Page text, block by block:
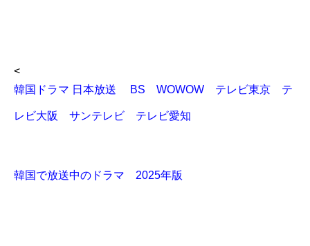
<
韓国ドラマ 日本放送 BS WOWOW テレビ東京 テ
レビ大阪 サンテレビ テレビ愛知
韓国で放送中のドラマ 2025年版